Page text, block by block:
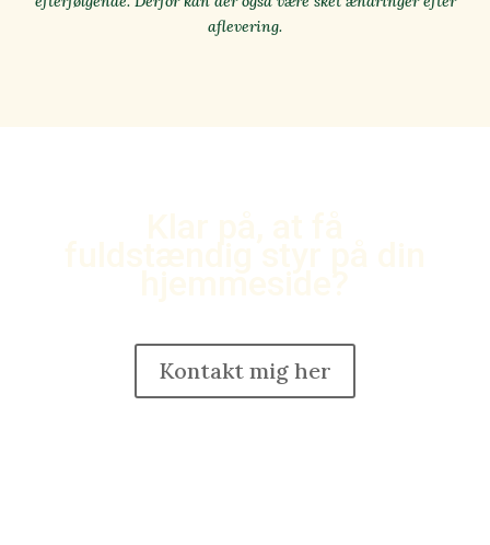
aflevering.
Kontakt mig her